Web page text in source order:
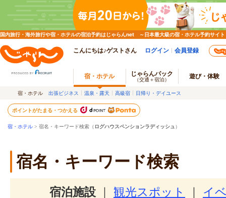
国内旅行・海外旅行や宿・ホテルの宿泊予約はじゃらんnet ～日本最大級の宿・ホテル予約サイト
こんにちは♪ゲストさん ログイン 会員登録
宿・ホテル じゃらんパック
（交通＋宿泊） 遊び・体験
宿・ホテル 出張ビジネス 温泉・露天 高級宿 日帰り・デイユース
ポイントがたまる・つかえる
宿・ホテル > 宿名・キーワード検索（ ログハウスペンションラディッシュ ）
宿名・キーワード検索
宿泊施設 観光スポット イ